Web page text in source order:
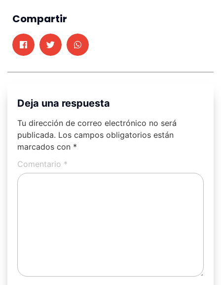
Compartir
Deja una respuesta
Tu dirección de correo electrónico no será
publicada. Los campos obligatorios están
marcados con *
Comentario *